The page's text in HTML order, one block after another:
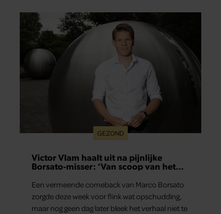
GEZOND
Victor Vlam haalt uit na pijnlijke
Borsato-misser: ‘Van scoop van het
Een vermeende comeback van Marco Borsato
zorgde deze week voor flink wat opschudding,
maar nog geen dag later bleek het verhaal niet te